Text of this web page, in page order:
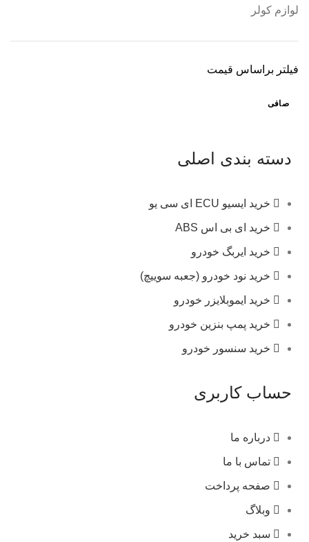
لوازم کولر
فیلتر براساس قیمت
صافی
دسته بندی اصلی
خرید ایسیو ECU ای سی یو
خرید ای بی اس ABS
خرید ایربگ خودرو
خرید نود خودرو (جعبه سوییچ)
خرید ایموبلایزر خودرو
خرید پمپ بنزین خودرو
خرید سنسور خودرو
حساب کاربری
درباره ما
تماس با ما
صفحه پرداخت
وبلاگ
سبد خرید